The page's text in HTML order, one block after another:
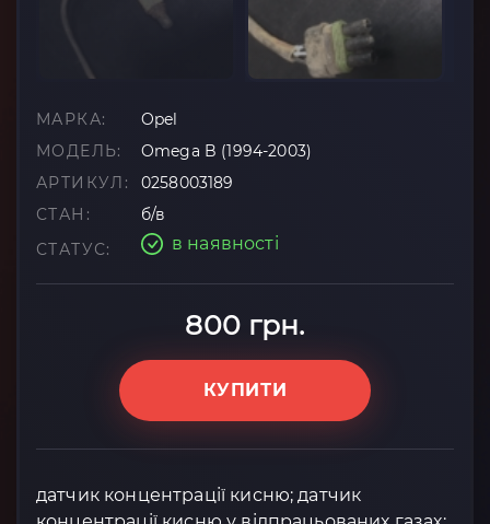
МАРКА:
Opel
МОДЕЛЬ:
Omega B (1994-2003)
АРТИКУЛ:
0258003189
СТАН:
б/в
СТАТУС:
в наявності
800 грн.
КУПИТИ
датчик концентрації кисню; датчик